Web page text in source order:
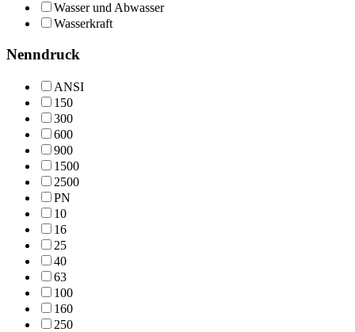
Wasser und Abwasser
Wasserkraft
Nenndruck
ANSI
150
300
600
900
1500
2500
PN
10
16
25
40
63
100
160
250